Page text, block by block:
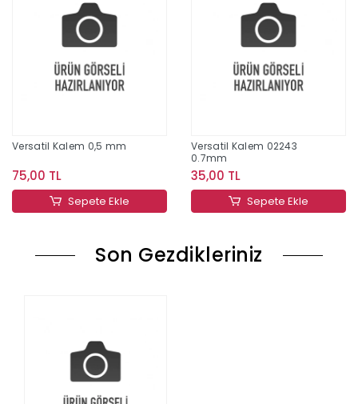
Versatil Kalem 0,5 mm
75,00 TL
Sepete Ekle
Versatil Kalem 02243
0.7mm
35,00 TL
Sepete Ekle
Son Gezdikleriniz